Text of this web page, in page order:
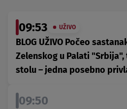
09:53 UŽIVO
BLOG UŽIVO Počeo
Zelenskog u Palati
stolu – jedna posebno
09:50